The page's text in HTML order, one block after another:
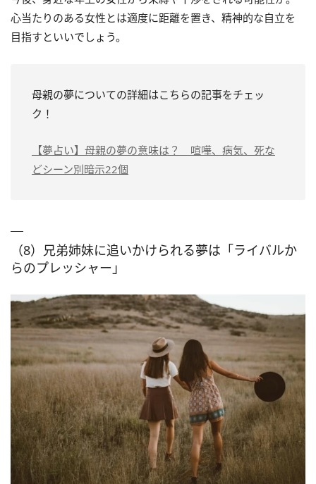
心当たりのある女性とは適度に距離を置き、精神的な自立を
目指すといいでしょう。
母親の夢についての詳細はこちらの記事をチェッ
ク！
【夢占い】母親の夢の意味は？ 喧嘩、病気、死な
どシーン別暗示22個
（8）兄弟姉妹に追いかけられる夢は「ライバルか
らのプレッシャー」